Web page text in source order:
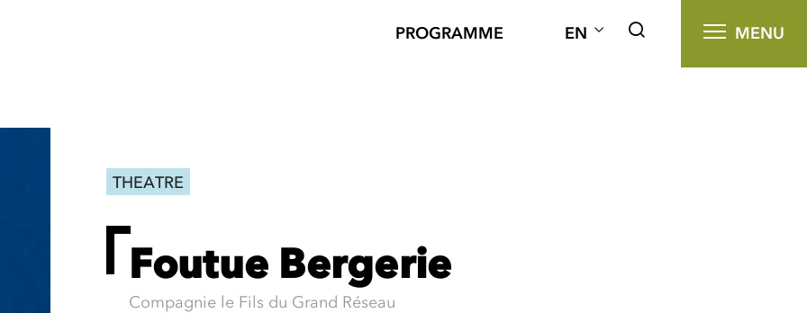
PROGRAMME EN MENU
THEATRE
Foutue Bergerie
Compagnie le Fils du Grand Réseau